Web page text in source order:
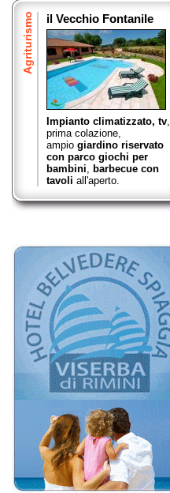
Agriturismo il Vecchio Fontanile
Impianto climatizzato, tv,
prima colazione,
ampio giardino riservato
con parco giochi per
bambini, barbecue con
tavoli all'aperto.